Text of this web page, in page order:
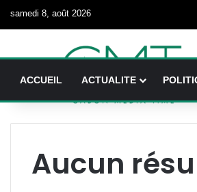
samedi 8, août 2026
ACCUEIL ACTUALITE
Aucun